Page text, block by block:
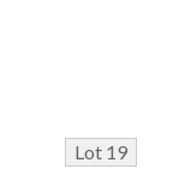
Lot 19